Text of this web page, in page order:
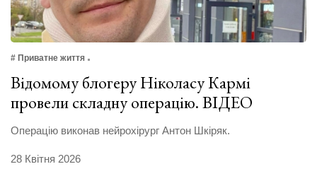
# Приватне життя
Відомому блогеру Ніколасу Кармі
провели складну операцію. ВІДЕО
Операцію виконав нейрохірург Антон Шкіряк.
28 Квітня 2026